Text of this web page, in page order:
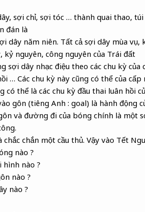
sợi chỉ, sợi tóc … thành quai thao,
đán là
dây năm niên. Tất cả sợi dây mùa
kỷ nguyên, công nguyên của Trái đất
sợi dây nhạc điệu theo các chu kỳ
… Các chu kỳ này cũng có thể của
có thể là các chu kỳ đầu thai luân hồi
gôn (tiêng Anh : goal) là hành động
và đường đi của bóng chính là một
chắc chắn một cầu thủ. Vậy vào Tết
nào ?
hình nào ?
nào ?
nào ?